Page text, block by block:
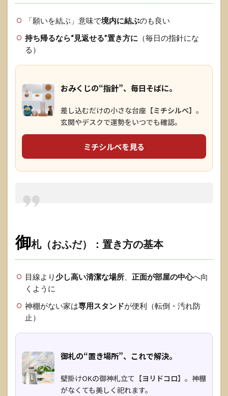
「願いを結ぶ」意味で境内に結ぶのも良い
持ち帰るなら“見返せる”置き方に （毎日の指針にな
る）
おみくじの“指針”、毎日そばに。
差し込むだけの小さな台座 【ミチシルベ】 。
玄関やデスクで運勢をいつでも確認。
ミチシルベを見る
御札（おふだ）：置き方の基本
目線より少し高い清潔な場所、 正面が部屋の中心へ向
くように
神棚がない家は専用スタンドが便利（転倒・汚れ防
止）
御札の“置き場所”、これで解決。
壁掛けOKの御神札立て 【ヨリドコロ】 。神棚
がなくても美しく祀れます。